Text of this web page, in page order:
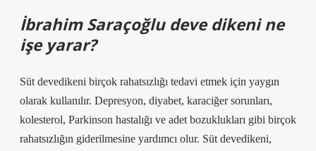
İbrahim Saraçoğlu deve dikeni ne
işe yarar?
Süt devedikeni birçok rahatsızlığı tedavi etmek için yaygın
olarak kullanılır. Depresyon, diyabet, karaciğer sorunları,
kolesterol, Parkinson hastalığı ve adet bozuklukları gibi birçok
rahatsızlığın giderilmesine yardımcı olur. Süt devedikeni,